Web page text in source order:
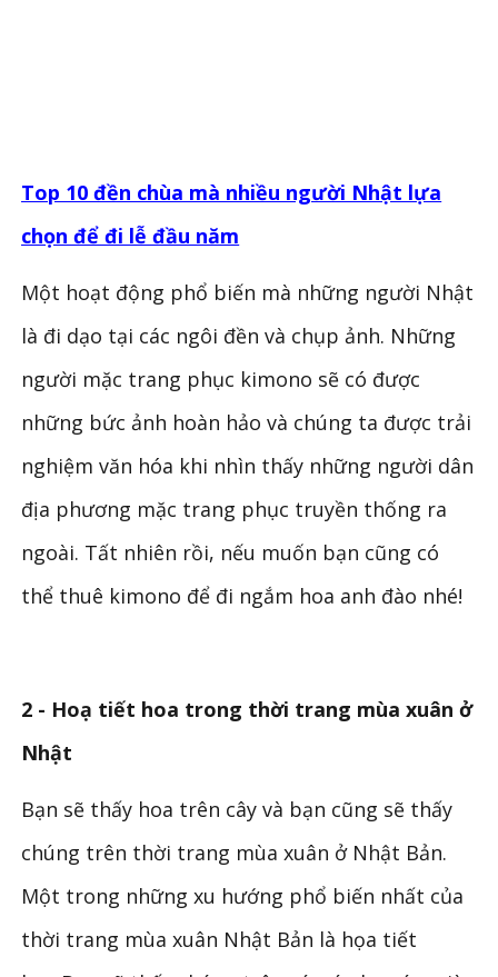
Top 10 đền chùa mà nhiều người Nhật lựa
chọn để đi lễ đầu năm
Một hoạt động phổ biến mà những người Nhật
là đi dạo tại các ngôi đền và chụp ảnh. Những
người mặc trang phục kimono sẽ có được
những bức ảnh hoàn hảo và chúng ta được trải
nghiệm văn hóa khi nhìn thấy những người dân
địa phương mặc trang phục truyền thống ra
ngoài. Tất nhiên rồi, nếu muốn bạn cũng có
thể thuê kimono để đi ngắm hoa anh đào nhé!
2 - Hoạ tiết hoa trong thời trang mùa xuân ở
Nhật
Bạn sẽ thấy hoa trên cây và bạn cũng sẽ thấy
chúng trên thời trang mùa xuân ở Nhật Bản.
Một trong những xu hướng phổ biến nhất của
thời trang mùa xuân Nhật Bản là họa tiết